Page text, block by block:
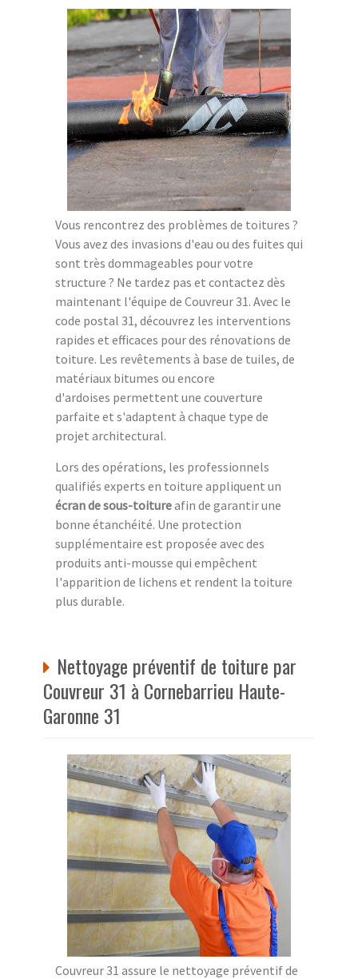
Vous rencontrez des problèmes de toitures ?
Vous avez des invasions d'eau ou des fuites qui
sont très dommageables pour votre
structure ? Ne tardez pas et contactez dès
maintenant l'équipe de Couvreur 31. Avec le
code postal 31, découvrez les interventions
rapides et efficaces pour des rénovations de
toiture. Les revêtements à base de tuiles, de
matériaux bitumes ou encore
d'ardoises permettent une couverture
parfaite et s'adaptent à chaque type de
projet architectural.
Lors des opérations, les professionnels
qualifiés experts en toiture appliquent un
écran de sous-toitureafin de garantir une
bonne étanchéité. Une protection
supplémentaire est proposée avec des
produits anti-mousse qui empêchent
l'apparition de lichens et rendent la toiture
plus durable.
Nettoyage préventif de toiture par
Couvreur 31 à Cornebarrieu Haute-
Garonne 31
Couvreur 31 assure le nettoyage préventif de